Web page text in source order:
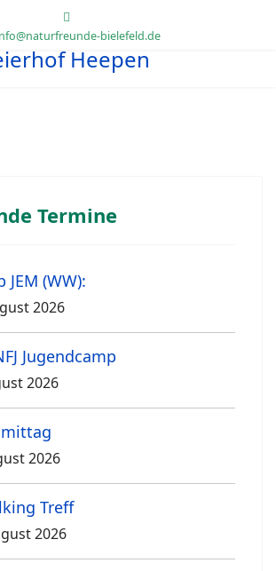
bielefeld.de
Termine
JEM (WW):
2026
Jugendcamp
2026
2026
Treff
2026